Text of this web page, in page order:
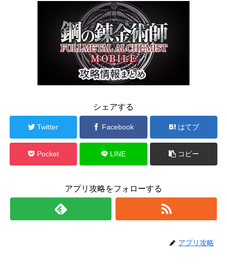
シェアする
Twitter Facebook はてブ
Pocket LINE コピー
アプリ攻略をフォローする
アプリ攻略